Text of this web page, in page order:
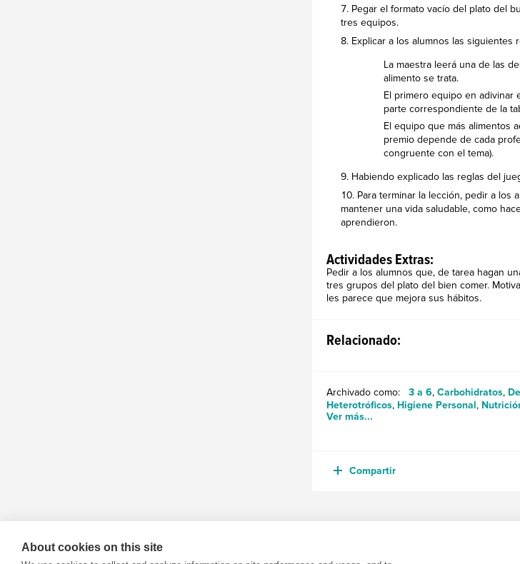
Pegar el formato vacío del plato del
tres equipos.
Explicar a los alumnos las siguientes
La maestra leerá una de las
alimento se trata.
El primero equipo en adivinar
parte correspondiente de la
El equipo que más alimentos
premio depende de cada
congruente con el tema).
Habiendo explicado las reglas del
Para terminar la lección, pedir a los
mantener una vida saludable, como
aprendieron.
Actividades Extras:
Pedir a los alumnos que, de tarea hagan
tres grupos del plato del bien comer.
les parece que mejora sus hábitos.
Relacionado:
Archivado como: 3 a 6, Carbohidratos,
Heterotróficos, Higiene Personal,
Ver más...
Compartir
About cookies on this site